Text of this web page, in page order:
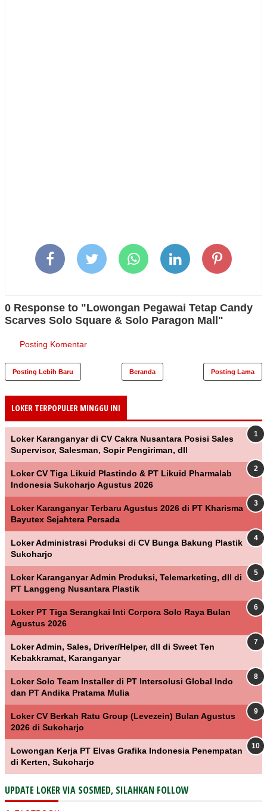
0 Response to "Lowongan Pegawai Tetap Candy
Scarves Solo Square & Solo Paragon Mall"
Posting Komentar
Posting Lebih Baru Posting Lama
Beranda
LOKER TERPOPULER MINGGU INI
Loker Karanganyar di CV Cakra Nusantara Posisi Sales
Supervisor, Salesman, Sopir Pengiriman, dll
Loker CV Tiga Likuid Plastindo & PT Likuid Pharmalab
Indonesia Sukoharjo Agustus 2026
Loker Karanganyar Terbaru Agustus 2026 di PT Kharisma
Bayutex Sejahtera Persada
Loker Administrasi Produksi di CV Bunga Bakung Plastik
Sukoharjo
Loker Karanganyar Admin Produksi, Telemarketing, dll di
PT Langgeng Nusantara Plastik
Loker PT Tiga Serangkai Inti Corpora Solo Raya Bulan
Agustus 2026
Loker Admin, Sales, Driver/Helper, dll di Sweet Ten
Kebakkramat, Karanganyar
Loker Solo Team Installer di PT Intersolusi Global Indo
dan PT Andika Pratama Mulia
Loker CV Berkah Ratu Group (Levezein) Bulan Agustus
2026 di Sukoharjo
Lowongan Kerja PT Elvas Grafika Indonesia Penempatan
di Kerten, Sukoharjo
UPDATE LOKER VIA SOSMED, SILAHKAN FOLLOW